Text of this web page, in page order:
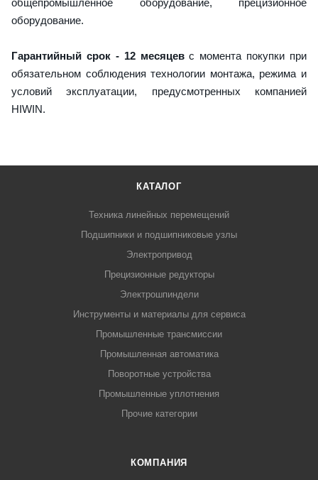
общепромышленное оборудование, прецизионное
оборудование.
Гарантийный срок - 12 месяцевс момента покупки при
обязательном соблюдения технологии монтажа, режима и
условий эксплуатации, предусмотренных компанией
HIWIN.
КАТАЛОГ
Техника линейных перемещений
Подшипники и подшипниковые узлы
Электропривод
Прецизионные редукторы
Электрошпиндели
Инструменты и материалы для сервиса
Промышленные трансмиссии
Промышленная автоматика
Поворотные устройства
Промышленные уплотнения
Прочие категории
КОМПАНИЯ